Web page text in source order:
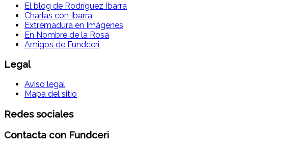
El blog de Rodríguez Ibarra
Charlas con Ibarra
Extremadura en Imágenes
En Nombre de la Rosa
Amigos de Fundceri
Legal
Aviso legal
Mapa del sitio
Redes sociales
Contacta con Fundceri